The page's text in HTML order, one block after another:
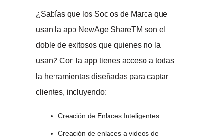
¿Sabías que los Socios de Marca que
usan la app NewAge ShareTM son el
doble de exitosos que quienes no la
usan? Con la app tienes acceso a todas
la herramientas diseñadas para captar
clientes, incluyendo:
Creación de Enlaces Inteligentes
Creación de enlaces a videos de